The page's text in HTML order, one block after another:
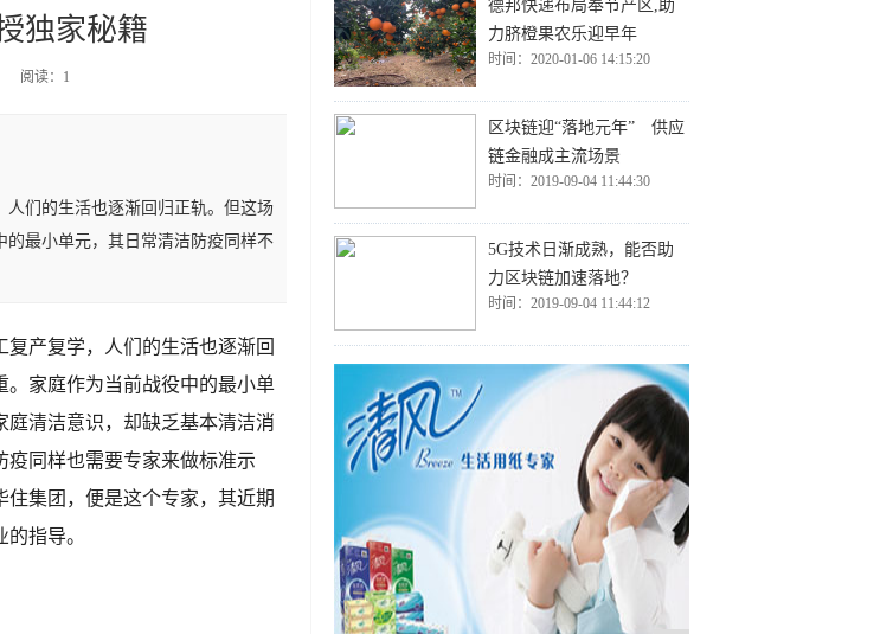
独家秘籍
阅读：1
人们的生活也逐渐回归正轨。但这场
最小单元，其日常清洁防疫同样不
产复学，人们的生活也逐渐回
家庭作为当前战役中的最小单
清洁意识，却缺乏基本清洁消
同样也需要专家来做标准示
集团，便是这个专家，其近期
指导。
德邦快递布局奉节产区,助
力脐橙果农乐迎早年
时间：2020-01-06 14:15:20
区块链迎“落地元年” 供应
链金融成主流场景
时间：2019-09-04 11:44:30
5G技术日渐成熟，能否助
力区块链加速落地？
时间：2019-09-04 11:44:12